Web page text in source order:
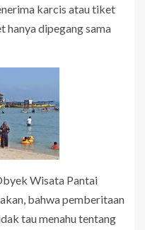
karcis atau tiket
hanya dipegang sama
Wisata Pantai
bahwa pemberitaan
tau menahu tentang